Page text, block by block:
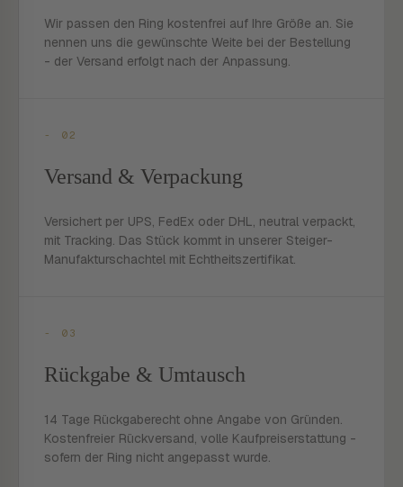
Wir passen den Ring kostenfrei auf Ihre Größe an. Sie
nennen uns die gewünschte Weite bei der Bestellung
- der Versand erfolgt nach der Anpassung.
- 02
Versand & Verpackung
Versichert per UPS, FedEx oder DHL, neutral verpackt,
mit Tracking. Das Stück kommt in unserer Steiger-
Manufakturschachtel mit Echtheitszertifikat.
- 03
Rückgabe & Umtausch
14 Tage Rückgaberecht ohne Angabe von Gründen.
Kostenfreier Rückversand, volle Kaufpreiserstattung -
sofern der Ring nicht angepasst wurde.